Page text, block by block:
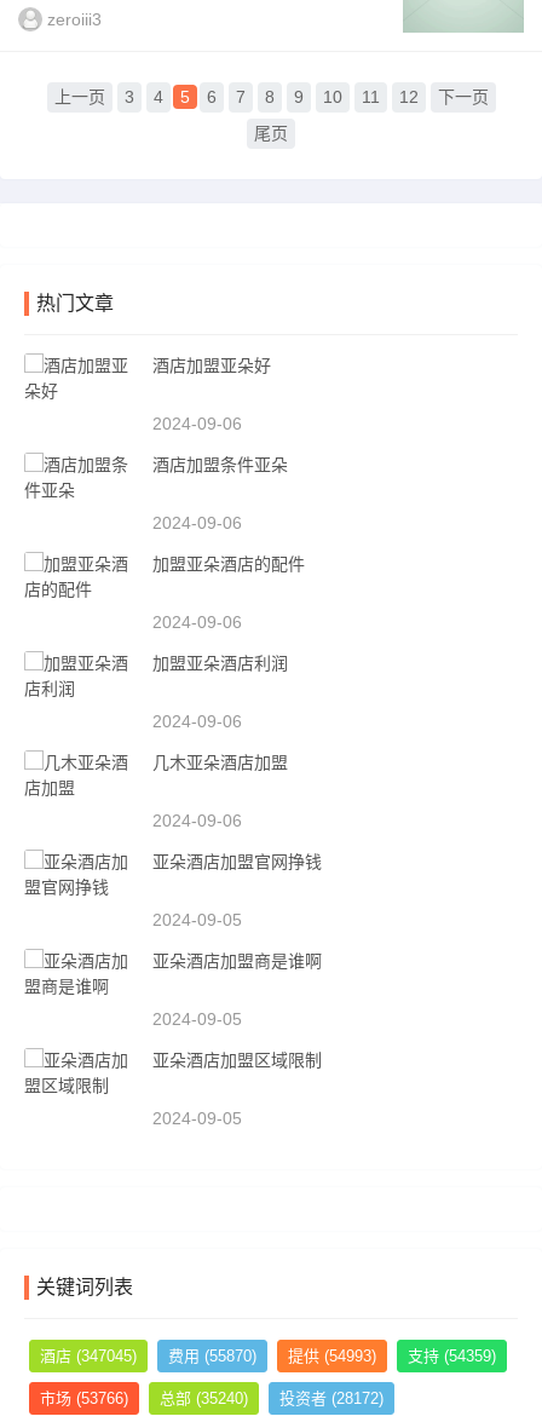
资者来说，亚朵酒店提供了多种加盟方式和支持
商，首先需要满足一定的条件。具体条件包括：
实力，有经营酒店或相关行业的经验，有一定的
zeroiii3
上一页 3 4 5 6 7 8 9 10 11 12
下一页
尾页
热门文章
酒店加盟亚朵好
2024-09-06
酒店加盟条件亚朵
2024-09-06
加盟亚朵酒店的配件
2024-09-06
加盟亚朵酒店利润
2024-09-06
几木亚朵酒店加盟
2024-09-06
亚朵酒店加盟官网挣钱
2024-09-05
亚朵酒店加盟商是谁啊
2024-09-05
亚朵酒店加盟区域限制
2024-09-05
关键词列表
酒店 (347045) 费用 (55870) 提供 (54993) 支持 (54359)
市场 (53766) 总部 (35240) 投资者 (28172)